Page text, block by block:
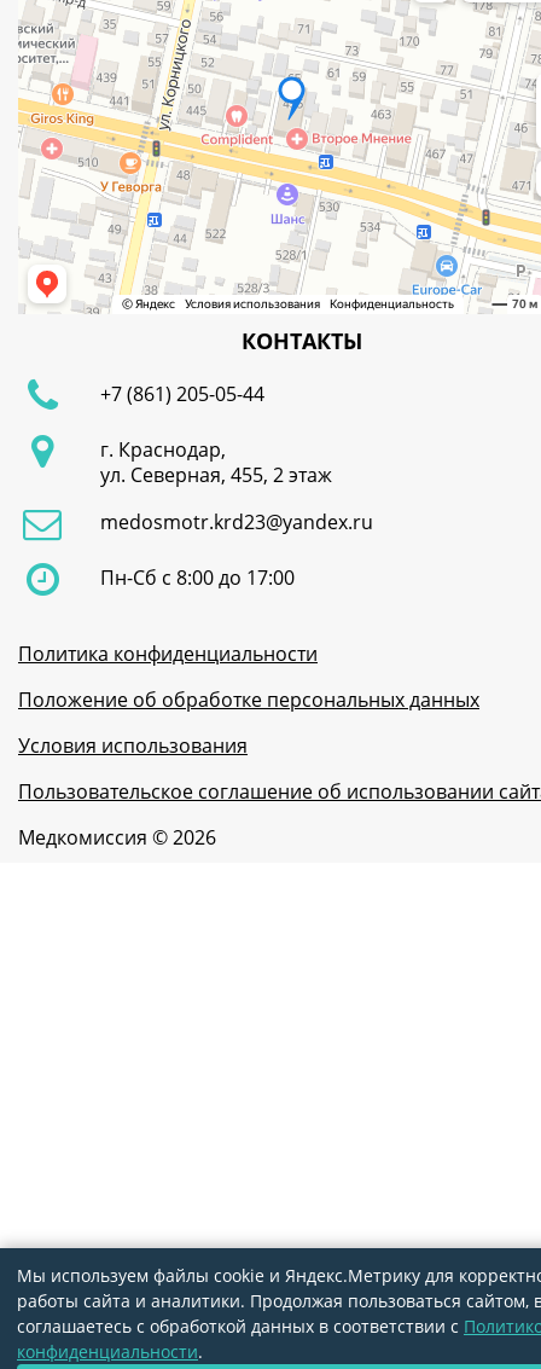
КОНТАКТЫ
+7 (861) 205-05-44
г. Краснодар,
ул. Северная, 455, 2 этаж
medosmotr.krd23@yandex.ru
Пн-Сб с 8:00 до 17:00
Политика конфиденциальности
Положение об обработке персональных данных
Условия использования
Пользовательское соглашение об использовании
Медкомиссия © 2026
Мы используем файлы cookie и Яндекс.Метрику для
работы сайта и аналитики. Продолжая пользоваться сайтом,
соглашаетесь с обработкой данных в соответствии с
конфиденциальности.